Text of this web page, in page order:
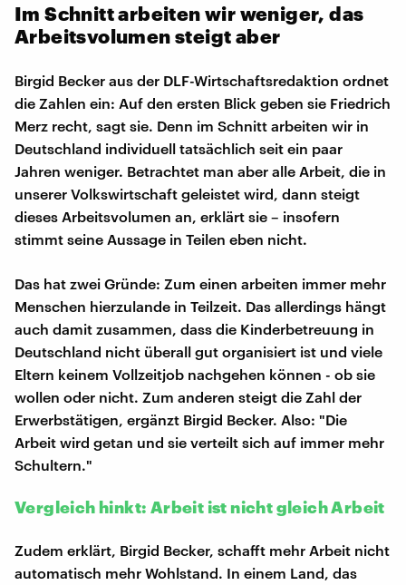
Im Schnitt arbeiten wir weniger, das
Arbeitsvolumen steigt aber
Birgid Becker aus der DLF-Wirtschaftsredaktion ordnet
die Zahlen ein: Auf den ersten Blick geben sie Friedrich
Merz recht, sagt sie. Denn im Schnitt arbeiten wir in
Deutschland individuell tatsächlich seit ein paar
Jahren weniger. Betrachtet man aber alle Arbeit, die in
unserer Volkswirtschaft geleistet wird, dann steigt
dieses Arbeitsvolumen an, erklärt sie – insofern
stimmt seine Aussage in Teilen eben nicht.
Das hat zwei Gründe: Zum einen arbeiten immer mehr
Menschen hierzulande in Teilzeit. Das allerdings hängt
auch damit zusammen, dass die Kinderbetreuung in
Deutschland nicht überall gut organisiert ist und viele
Eltern keinem Vollzeitjob nachgehen können - ob sie
wollen oder nicht. Zum anderen steigt die Zahl der
Erwerbstätigen, ergänzt Birgid Becker. Also: "Die
Arbeit wird getan und sie verteilt sich auf immer mehr
Schultern."
Vergleich hinkt: Arbeit ist nicht gleich Arbeit
Zudem erklärt, Birgid Becker, schafft mehr Arbeit nicht
automatisch mehr Wohlstand. In einem Land, das